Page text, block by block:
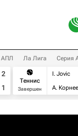
АПЛ Ла Лига Серия
2
1
Теннис
Завершен
I. Jovic
А.